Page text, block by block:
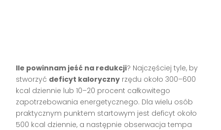
Ile powinnam jeść na redukcji? Najczęściej tyle, by
stworzyć deficyt kaloryczny rzędu około 300–600
kcal dziennie lub 10–20 procent całkowitego
zapotrzebowania energetycznego. Dla wielu osób
praktycznym punktem startowym jest deficyt około
500 kcal dziennie, a następnie obserwacja tempa